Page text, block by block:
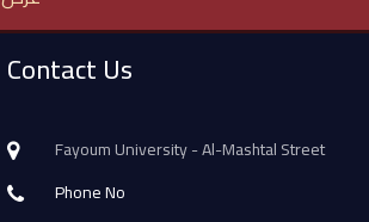
Contact Us
Fayoum University - Al-Mashtal Street
Phone No